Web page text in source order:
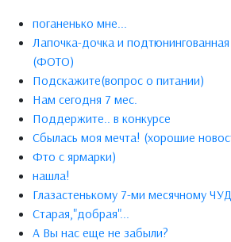
поганенько мне...
Лапочка-дочка и
(ФОТО)
Подскажите(вопрос о питании)
Нам сегодня 7 мес.
Поддержите.. в конкурсе
Сбылась моя мечта! (хорошие
Фто с ярмарки)
нашла!
Глазастенькому 7-ми месячному
Старая,"добрая"...
А Вы нас еще не забыли?